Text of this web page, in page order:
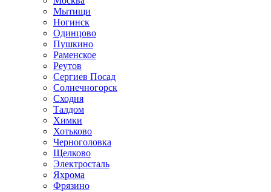
Мытищи
Ногинск
Одинцово
Пушкино
Раменское
Реутов
Сергиев Посад
Солнечногорск
Сходня
Талдом
Химки
Хотьково
Черноголовка
Щелково
Электросталь
Яхрома
Фрязино